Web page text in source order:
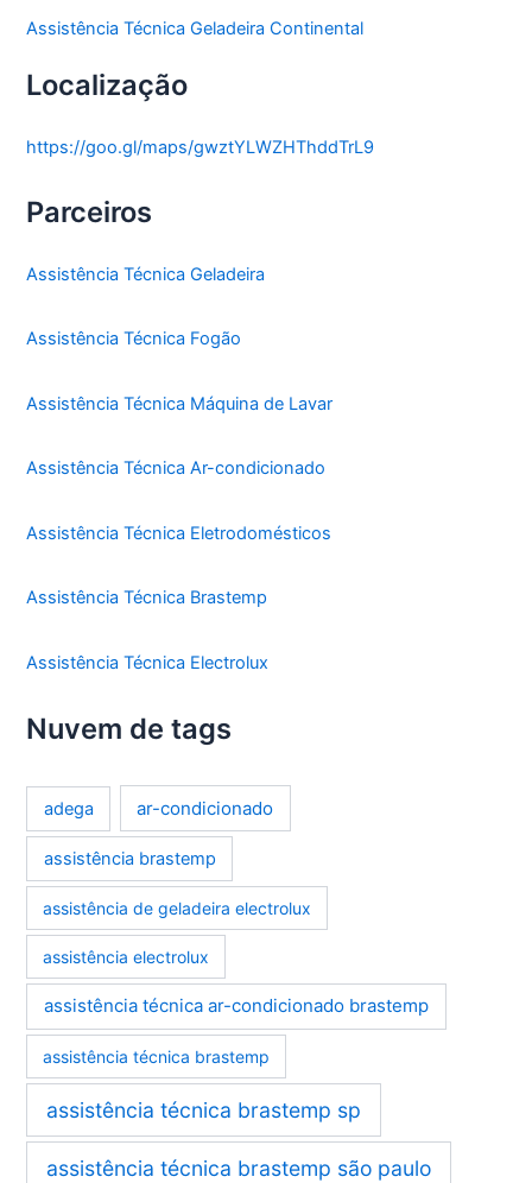
Assistência Técnica Geladeira Continental
Localização
https://goo.gl/maps/gwztYLWZHThddTrL9
Parceiros
Assistência Técnica Geladeira
Assistência Técnica Fogão
Assistência Técnica Máquina de Lavar
Assistência Técnica Ar-condicionado
Assistência Técnica Eletrodomésticos
Assistência Técnica Brastemp
Assistência Técnica Electrolux
Nuvem de tags
adega ar-condicionado
assistência brastemp
assistência de geladeira electrolux
assistência electrolux
assistência técnica ar-condicionado brastemp
assistência técnica brastemp
assistência técnica brastemp sp
assistência técnica brastemp são paulo